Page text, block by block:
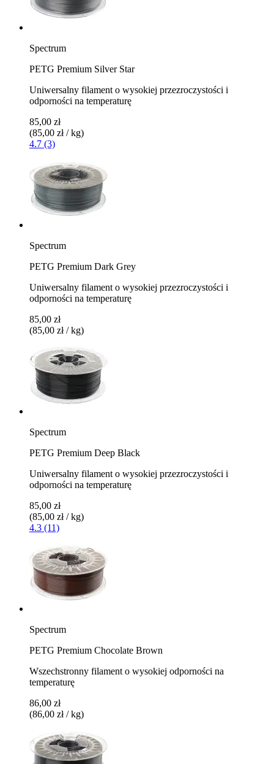
Spectrum
PETG Premium Silver Star
Uniwersalny filament o wysokiej przezroczystości i
odporności na temperaturę
85,00 zł
(85,00 zł / kg)
4.7 (3)
Spectrum
PETG Premium Dark Grey
Uniwersalny filament o wysokiej przezroczystości i
odporności na temperaturę
85,00 zł
(85,00 zł / kg)
Spectrum
PETG Premium Deep Black
Uniwersalny filament o wysokiej przezroczystości i
odporności na temperaturę
85,00 zł
(85,00 zł / kg)
4.3 (11)
Spectrum
PETG Premium Chocolate Brown
Wszechstronny filament o wysokiej odporności na
temperaturę
86,00 zł
(86,00 zł / kg)